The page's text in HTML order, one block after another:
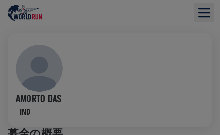
AMORTO DAS
IND